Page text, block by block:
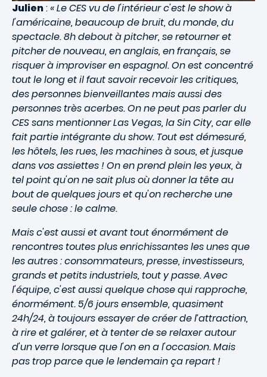
Julien:« Le CES vu de l'intérieur c'est le show à
l'américaine, beaucoup de bruit, du monde, du
spectacle. 8h debout à pitcher, se retourner et
pitcher de nouveau, en anglais, en français, se
risquer à improviser en espagnol. On est concentré
tout le long et il faut savoir recevoir les critiques,
des personnes bienveillantes mais aussi des
personnes très acerbes. On ne peut pas parler du
CES sans mentionner Las Vegas, la Sin City, car elle
fait partie intégrante du show. Tout est démesuré,
les hôtels, les rues, les machines à sous, et jusque
dans vos assiettes ! On en prend plein les yeux, à
tel point qu'on ne sait plus où donner la tête au
bout de quelques jours et qu'on recherche une
seule chose : le calme.
Mais c'est aussi et avant tout énormément de
rencontres toutes plus enrichissantes les unes que
les autres : consommateurs, presse, investisseurs,
grands et petits industriels, tout y passe. Avec
l'équipe, c'est aussi quelque chose qui rapproche,
énormément. 5/6 jours ensemble, quasiment
24h/24, à toujours essayer de créer de l’attraction,
à rire et galérer, et à tenter de se relaxer autour
d'un verre lorsque que l'on en a l'occasion. Mais
pas trop parce que le lendemain ça repart !